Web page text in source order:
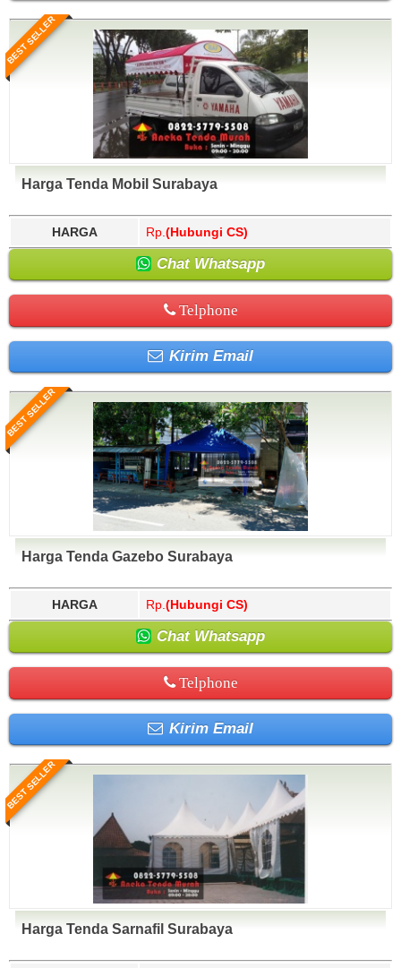
BEST SELLER
Harga Tenda Mobil Surabaya
HARGA Rp. (Hubungi CS)
Chat Whatsapp
Telphone
Kirim Email
BEST SELLER
Harga Tenda Gazebo Surabaya
HARGA Rp. (Hubungi CS)
Chat Whatsapp
Telphone
Kirim Email
BEST SELLER
Harga Tenda Sarnafil Surabaya